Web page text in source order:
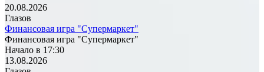
20.08.2026
Глазов
Финансовая игра "Супермаркет"
Финансовая игра "Супермаркет"
Начало в 17:30
13.08.2026